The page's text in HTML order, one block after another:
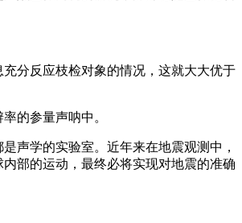
分反应枝检对象的情况，这就大大优于
的参量声呐中。
声学的实验室。近年来在地震观测中，
部的运动，最终必将实现对地震的准确